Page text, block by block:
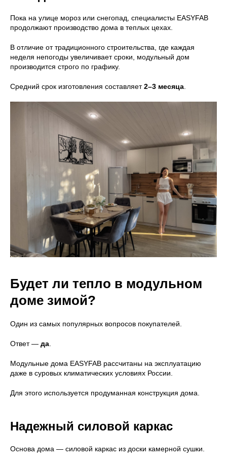
Пока на улице мороз или снегопад, специалисты EASYFAB
продолжают производство дома в теплых цехах.
В отличие от традиционного строительства, где каждая
неделя непогоды увеличивает сроки, модульный дом
производится строго по графику.
Средний срок изготовления составляет2–3 месяца
Будет ли тепло в модульном
доме зимой?
Один из самых популярных вопросов покупателей.
Ответ — да
Модульные дома EASYFAB рассчитаны на эксплуатацию
даже в суровых климатических условиях России.
Для этого используется продуманная конструкция дома.
Надежный силовой каркас
Основа дома — силовой каркас из доски камерной сушки.